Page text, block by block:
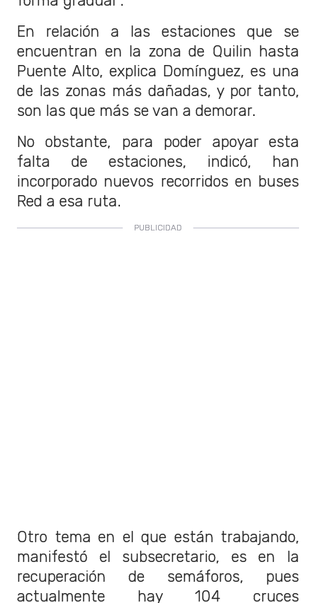
En relación a las estaciones que se
encuentran en la zona de Quilin hasta
Puente Alto, explica Domínguez, es una
de las zonas más dañadas, y por tanto,
son las que más se van a demorar.
No obstante, para poder apoyar esta
falta de estaciones, indicó, han
incorporado nuevos recorridos en buses
Red a esa ruta.
Otro tema en el que están trabajando,
manifestó el subsecretario, es en la
recuperación de semáforos, pues
actualmente hay 104 cruces